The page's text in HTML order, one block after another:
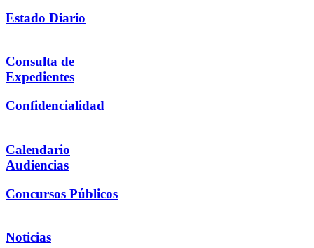
Estado Diario
Consulta de
Expedientes
Confidencialidad
Calendario
Audiencias
Concursos Públicos
Noticias